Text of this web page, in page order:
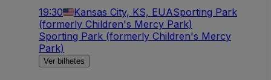
19:30 Kansas City, KS, EUASporting Park
(formerly Children's Mercy Park)
Sporting Park (formerly Children's Mercy
Park)
Ver bilhetes